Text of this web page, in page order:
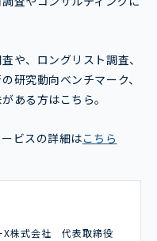
や、ロングリスト調査、
研究動向ベンチマーク、
ある方はこちら。
ビスの詳細はこちら
X株式会社 代表取締役